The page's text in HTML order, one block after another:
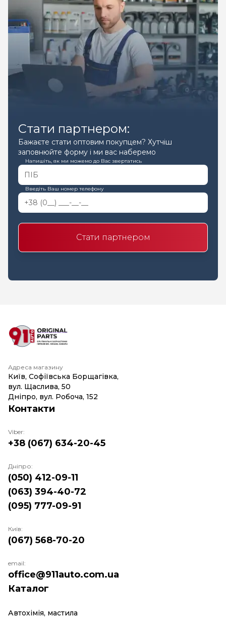
Стати партнером:
Бажаєте стати оптовим покупцем? Хутчіш
заповнюйте форму і ми вас наберемо
Напишіть, як ми можемо до Вас звертатись
Введіть Ваш номер телефону
Стати партнером
Адреса магазину
Київ, Софіївська Борщагівка,
вул. Щаслива, 50
Дніпро, вул. Робоча, 152
Каталог
Автохімія, мастила
Контакти
Viber:
+38 (067) 634-20-45
Дніпро:
(050) 412-09-11
(063) 394-40-72
(095) 777-09-91
Київ:
(067) 568-70-20
email:
office@911auto.com.ua